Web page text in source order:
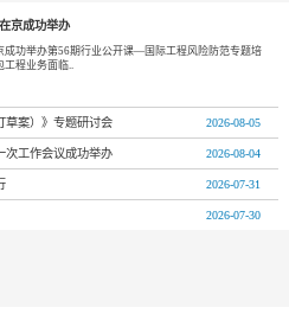
京成功举办
成功举办第56期行业公开课—国际工程风险防范专题培
程业务面临..
2026-08-05
草案）》专题研讨会
2026-08-04
次工作会议成功举办
2026-07-31
2026-07-30